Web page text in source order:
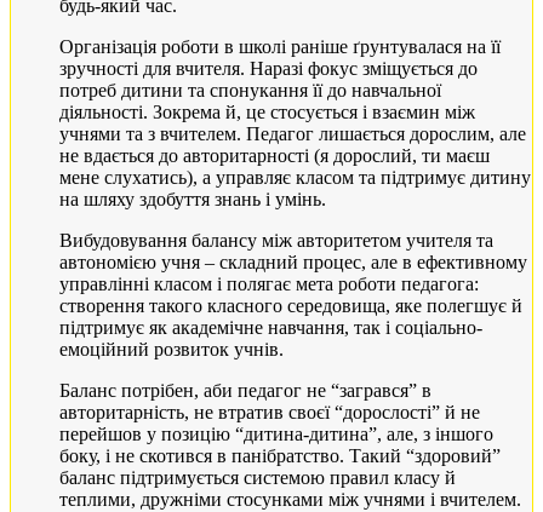
будь-який час.
Організація роботи в школі раніше ґрунтувалася на її
зручності для вчителя. Наразі фокус зміщується до
потреб дитини та спонукання її до навчальної
діяльності. Зокрема й, це стосується і взаємин між
учнями та з вчителем. Педагог лишається дорослим, але
не вдається до авторитарності (я дорослий, ти маєш
мене слухатись), а управляє класом та підтримує дитину
на шляху здобуття знань і умінь.
Вибудовування балансу між авторитетом учителя та
автономією учня – складний процес, але в ефективному
управлінні класом і полягає мета роботи педагога:
створення такого класного середовища, яке полегшує й
підтримує як академічне навчання, так і соціально-
емоційний розвиток учнів.
Баланс потрібен, аби педагог не “загрався” в
авторитарність, не втратив своєї “дорослості” й не
перейшов у позицію “дитина-дитина”, але, з іншого
боку, і не скотився в панібратство. Такий “здоровий”
баланс підтримується системою правил класу й
теплими, дружніми стосунками між учнями і вчителем.